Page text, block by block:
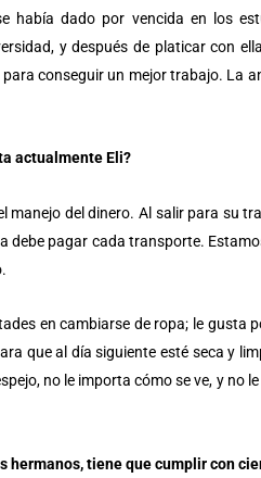
había dado por vencida en los
y después de platicar con
conseguir un mejor trabajo. La
actualmente Eli?
manejo del dinero. Al salir para su
debe pagar cada transporte.
en cambiarse de ropa; le gusta
que al día siguiente esté seca y
no le importa cómo se ve, y no
hermanos, tiene que cumplir con